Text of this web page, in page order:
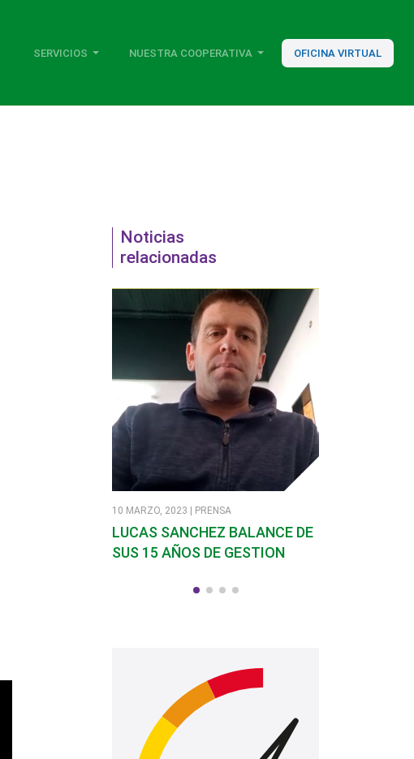
SERVICIOS NUESTRA COOPERATIVA OFICINA VIRTUAL
Noticias
relacionadas
10 MARZO, 2023 | PRENSA
LUCAS SANCHEZ BALANCE DE
SUS 15 AÑOS DE GESTION